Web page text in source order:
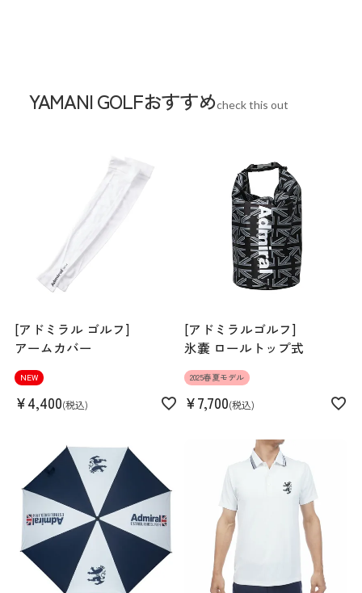
本体:ポリエステル69% 複合繊維(ポリエス
テル)31% リブ部分:ポリエステル65% ナイロ
ン32% ポリウレタン3%
日本
YAMANI GOLFおすすめcheck this out
[アドミラル ゴルフ]
アームカバー
NEW
¥4,400 税込
[アドミラルゴルフ]
氷嚢 ロールトップ式
2025春夏モデル
¥7,700 税込